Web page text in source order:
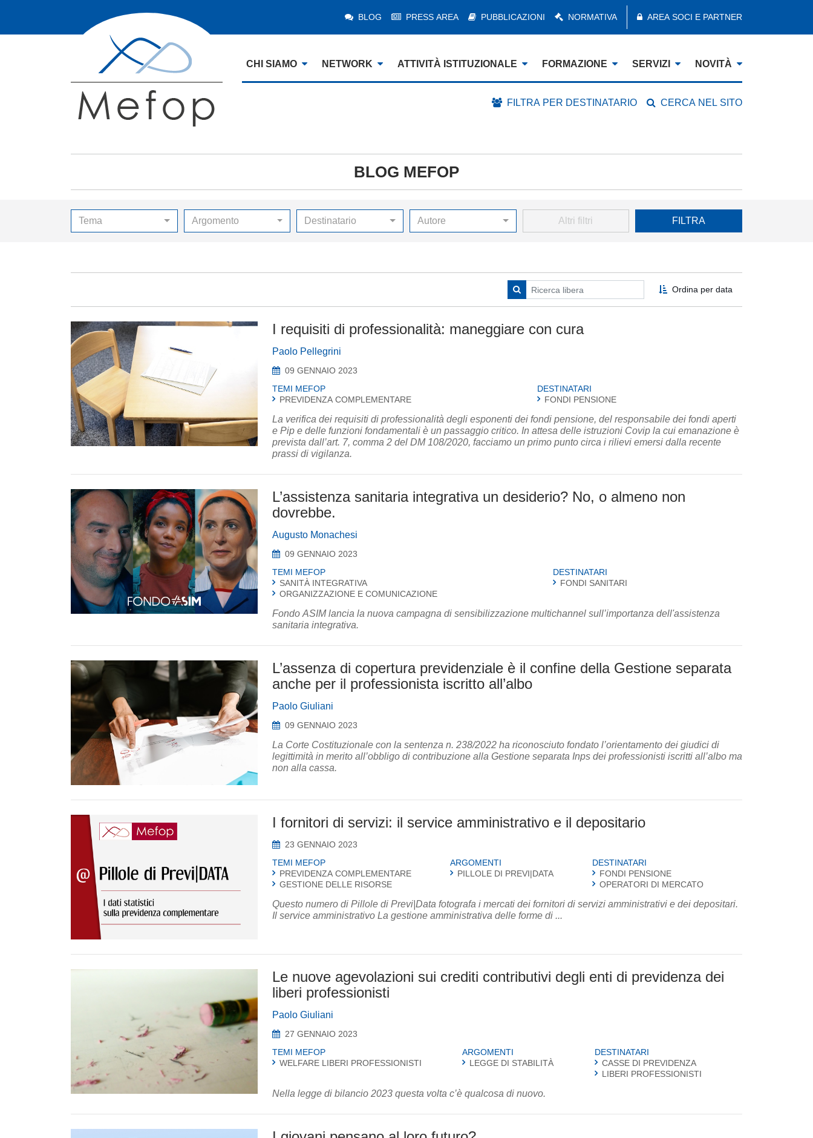
BLOG PRESS AREA PUBBLICAZIONI NORMATIVA AREA SOCI E PARTNER
CHI SIAMO NETWORK ATTIVITÀ ISTITUZIONALE FORMAZIONE SERVIZI NOVITÀ
FILTRA PER DESTINATARIO CERCA NEL SITO
BLOG MEFOP
Tema Argomento Destinatario Autore Altri filtri FILTRA
Ordina per data
I requisiti di professionalità: maneggiare con cura
Paolo Pellegrini
09 GENNAIO 2023
TEMI MEFOP
PREVIDENZA COMPLEMENTARE
DESTINATARI
FONDI PENSIONE
La verifica dei requisiti di professionalità degli esponenti dei fondi pensione, del responsabile dei fondi aperti
e Pip e delle funzioni fondamentali è un passaggio critico. In attesa delle istruzioni Covip la cui emanazione è
prevista dall’art. 7, comma 2 del DM 108/2020, facciamo un primo punto circa i rilievi emersi dalla recente
prassi di vigilanza.
L’assistenza sanitaria integrativa un desiderio? No, o almeno non
dovrebbe.
Augusto Monachesi
09 GENNAIO 2023
TEMI MEFOP
SANITÀ INTEGRATIVA
ORGANIZZAZIONE E COMUNICAZIONE
DESTINATARI
FONDI SANITARI
Fondo ASIM lancia la nuova campagna di sensibilizzazione multichannel sull’importanza dell'assistenza
sanitaria integrativa.
L’assenza di copertura previdenziale è il confine della Gestione separata
anche per il professionista iscritto all’albo
Paolo Giuliani
09 GENNAIO 2023
La Corte Costituzionale con la sentenza n. 238/2022 ha riconosciuto fondato l’orientamento dei giudici di
legittimità in merito all’obbligo di contribuzione alla Gestione separata Inps dei professionisti iscritti all’albo ma
non alla cassa.
I fornitori di servizi: il service amministrativo e il depositario
23 GENNAIO 2023
TEMI MEFOP
PREVIDENZA COMPLEMENTARE
GESTIONE DELLE RISORSE
ARGOMENTI
PILLOLE DI PREVI|DATA
DESTINATARI
FONDI PENSIONE
OPERATORI DI MERCATO
Questo numero di Pillole di Previ|Data fotografa i mercati dei fornitori di servizi amministrativi e dei depositari.
Il service amministrativo La gestione amministrativa delle forme di ...
Le nuove agevolazioni sui crediti contributivi degli enti di previdenza dei
liberi professionisti
Paolo Giuliani
27 GENNAIO 2023
TEMI MEFOP
WELFARE LIBERI PROFESSIONISTI
ARGOMENTI
LEGGE DI STABILITÀ
DESTINATARI
CASSE DI PREVIDENZA
LIBERI PROFESSIONISTI
Nella legge di bilancio 2023 questa volta c’è qualcosa di nuovo.